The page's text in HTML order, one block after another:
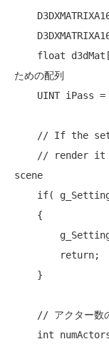
float
ための配列
// If the
// render it
scene
if(
return;
// アクター数
int